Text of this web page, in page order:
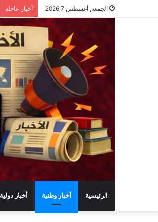
الجمعة, أغسطس 7 2026 أخبار عاجلة
الرئيسية أخبار وطنية أخبار دولية